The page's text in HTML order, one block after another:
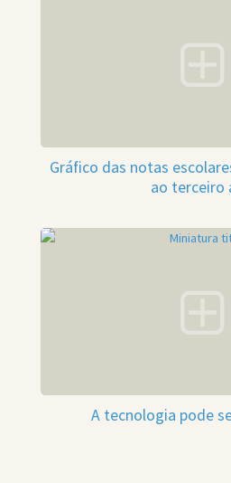
Gráfico das notas
ao terceiro
A tecnologia pode